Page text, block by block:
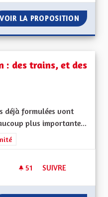
VOIR LA PROPOSITION MISE
: des trains, et des
déjà formulées vont
plus importante...
: Les services publics en
51 51 ABONNÉS
SUIVRE